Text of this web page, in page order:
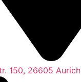
150, 26605 Aurich